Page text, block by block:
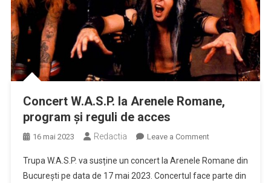
Concert W.A.S.P. la Arenele Romane,
program și reguli de acces
16 mai 2023 Redactia Leave a Commenton
W.A.S.P.
la
Trupa W.A.S.P. va susține un concert la Arenele Romane din
București pe data de 17 mai 2023. Concertul face parte din